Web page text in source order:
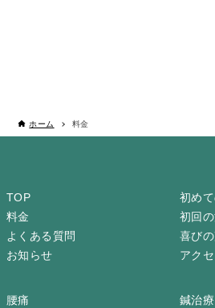
ホーム 料金
TOP
初め
料金
初回
よくある質問
喜び
お知らせ
アク
腰痛
鍼治療